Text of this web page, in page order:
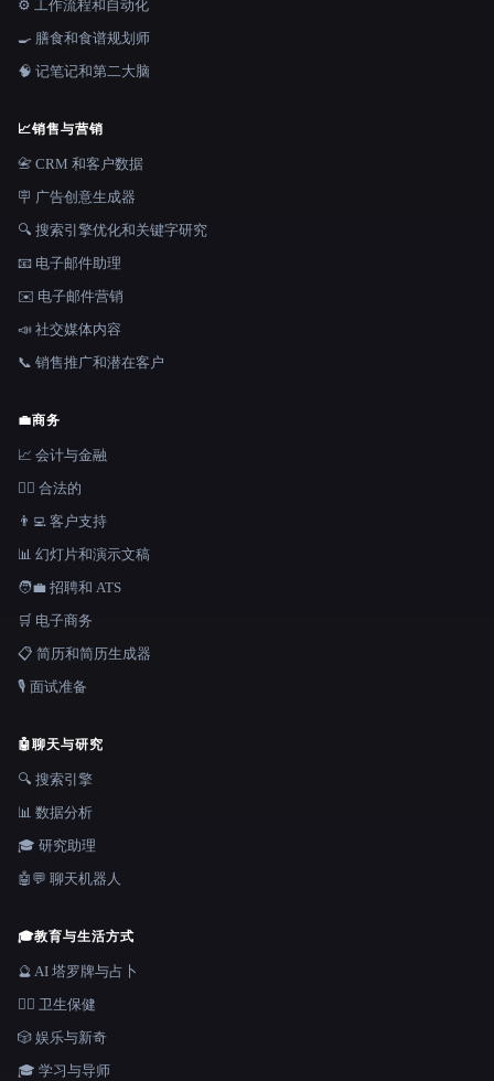
⚙️ 工作流程和自动化
🍳 膳食和食谱规划师
🧠 记笔记和第二大脑
📈销售与营销
📇 CRM 和客户数据
🪧 广告创意生成器
🔍 搜索引擎优化和关键字研究
📧 电子邮件助理
✉️ 电子邮件营销
📣 社交媒体内容
📞 销售推广和潜在客户
💼商务
📈 会计与金融
👩‍⚖️ 合法的
👨‍💻 客户支持
📊 幻灯片和演示文稿
🧑‍💼 招聘和 ATS
🛒 电子商务
📋 简历和简历生成器
🎙️ 面试准备
🤖聊天与研究
🔍 搜索引擎
📊 数据分析
🎓 研究助理
🤖💬 聊天机器人
🎓教育与生活方式
🔮 AI 塔罗牌与占卜
👩‍⚕️ 卫生保健
🎲 娱乐与新奇
🎓 学习与导师